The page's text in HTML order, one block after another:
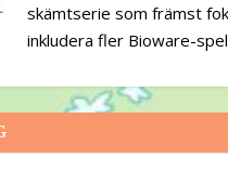
skämtserie som främst
inkludera fler Bioware-